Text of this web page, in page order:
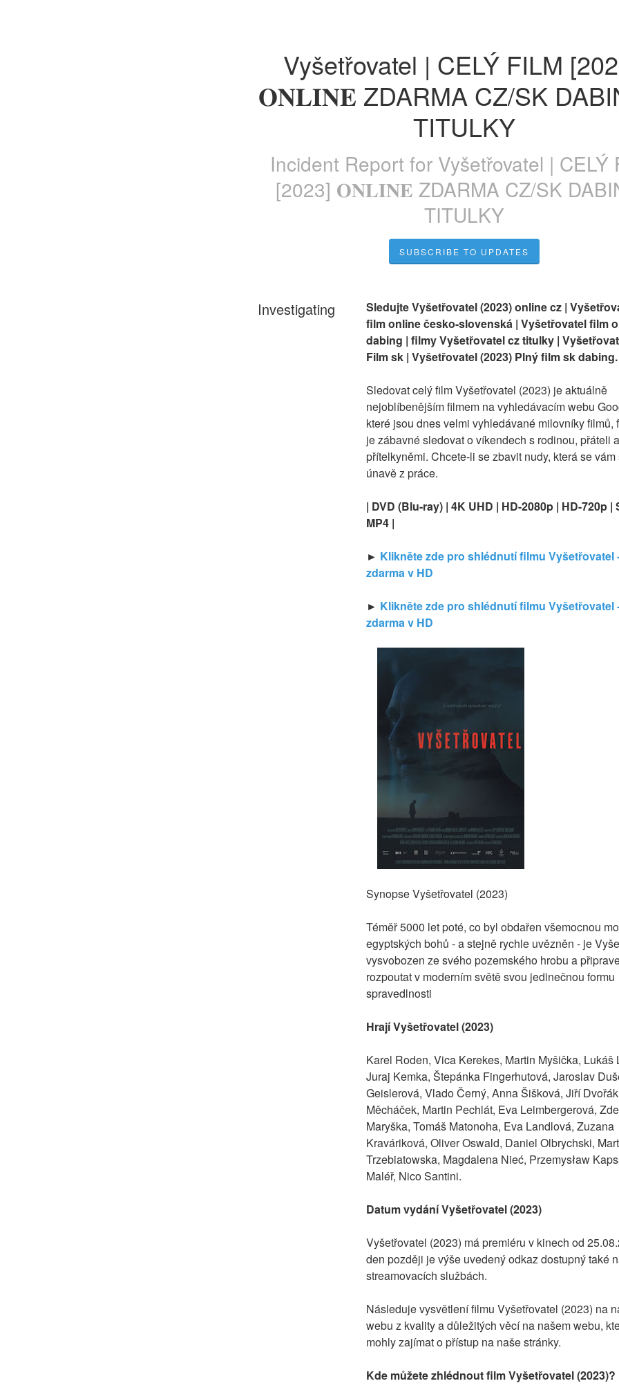
Vyšetřovatel | CELÝ FILM
𝐎𝐍𝐋𝐈𝐍𝐄 ZDARMA CZ/SK
TITULKY
Incident Report for Vyšetřovatel | CELÝ
[2023] 𝐎𝐍𝐋𝐈𝐍𝐄 ZDARMA CZ/SK
TITULKY
SUBSCRIBE TO UPDATES
Investigating
Sledujte Vyšetřovatel (2023) online cz |
film online česko-slovenská | Vyšetřovatel film
dabing | filmy Vyšetřovatel cz titulky |
Film sk | Vyšetřovatel (2023) Plný film sk dabing.
Sledovat celý film Vyšetřovatel (2023) je aktuálně
nejoblíbenějším filmem na vyhledávacím webu
které jsou dnes velmi vyhledávané milovníky filmů,
je zábavné sledovat o víkendech s rodinou, přáteli a
přítelkyněmi. Chcete-li se zbavit nudy, která se
únavě z práce.
| DVD (Blu-ray) | 4K UHD | HD-2080p | HD-720p |
MP4 |
► Klikněte zde pro shlédnutí filmu Vyšetřovatel
zdarma v HD
► Klikněte zde pro shlédnutí filmu Vyšetřovatel
zdarma v HD
Synopse Vyšetřovatel (2023)
Téměř 5000 let poté, co byl obdařen všemocnou
egyptských bohů - a stejně rychle uvězněn - je
vysvobozen ze svého pozemského hrobu a
rozpoutat v moderním světě svou jedinečnou formu
spravedlnosti
Hrají Vyšetřovatel (2023)
Karel Roden, Vica Kerekes, Martin Myšička, Lukáš
Juraj Kemka, Štepánka Fingerhutová, Jaroslav
Geislerová, Vlado Černý, Anna Šišková, Jiří
Měcháček, Martin Pechlát, Eva Leimbergerová,
Maryška, Tomáš Matonoha, Eva Landlová, Zuzana
Kraváriková, Oliver Oswald, Daniel Olbrychski,
Trzebiatowska, Magdalena Nieć, Przemysław
Maléř, Nico Santini.
Datum vydání Vyšetřovatel (2023)
Vyšetřovatel (2023) má premiéru v kinech od
den později je výše uvedený odkaz dostupný také
streamovacích službách.
Následuje vysvětlení filmu Vyšetřovatel (2023) na
webu z kvality a důležitých věcí na našem webu,
mohly zajímat o přístup na naše stránky.
Kde můžete zhlédnout film Vyšetřovatel (2023)?